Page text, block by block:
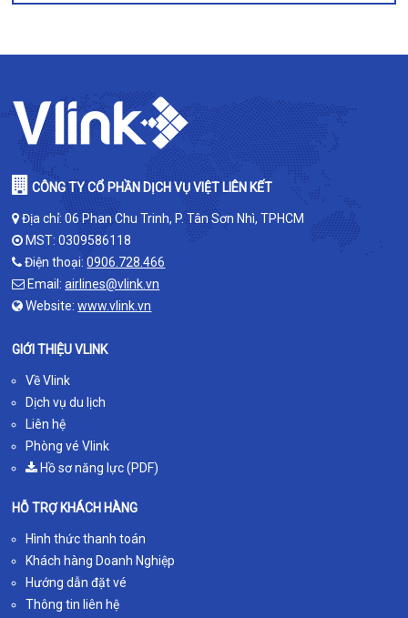
CÔNG TY CỔ PHẦN DỊCH VỤ VIỆT LIÊN KẾT
Địa chỉ: 06 Phan Chu Trinh, P. Tân Sơn Nhì, TPHCM
MST: 0309586118
Điện thoại:0906.728.466
Email:airlines@vlink.vn
Website:www.vlink.vn
GIỚI THIỆU VLINK
Về Vlink
Dịch vụ du lịch
Liên hệ
Phòng vé Vlink
Hồ sơ năng lực (PDF)
HỖ TRỢ KHÁCH HÀNG
Hình thức thanh toán
Khách hàng Doanh Nghiệp
Hướng dẫn đặt vé
Thông tin liên hệ